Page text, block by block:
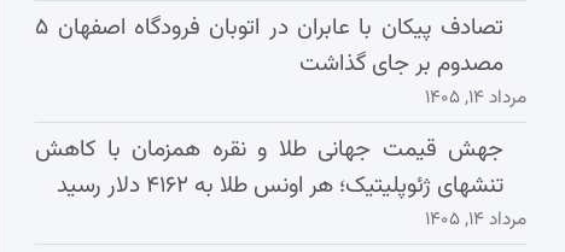
تصادف پیکان با عابران در اتوبان فرودگاه اصفهان ۵
مصدوم بر جای گذاشت
مرداد ۱۴, ۱۴۰۵
جهش قیمت جهانی طلا و نقره همزمان با کاهش
تنشهای ژئوپلیتیک؛ هر اونس طلا به ۴۱۶۲ دلار رسید
مرداد ۱۴, ۱۴۰۵